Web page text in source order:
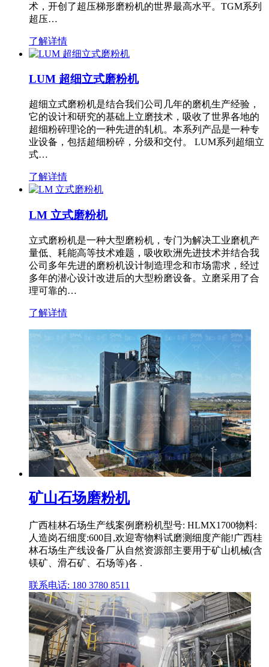
术，开创了超压梯形磨粉机的世界最高水平。TGM系列
超压…
了解详情
LUM 超细立式磨粉机
超细立式磨粉机是结合我们公司几年的磨机生产经验，
它的设计和研究的基础上立磨技术，吸收了世界各地的
超细粉碎理论的一种先进的轧机。本系列产品是一种专
业设备，包括超细粉碎，分级和交付。 LUM系列超细立
式…
了解详情
LM 立式磨粉机
立式磨粉机是一种大型磨粉机，专门为解决工业磨机产
量低、耗能高等技术难题，吸收欧洲先进技术并结合我
公司多年先进的磨粉机设计制造理念和市场需求，经过
多年的潜心设计改进后的大型粉磨设备。立磨采用了合
理可靠的…
了解详情
矿山石场磨粉机
广西桂林石场生产线案例磨粉机型号: HLMX1700物料:
人造岗石细度:600目,欢迎寄物料试磨测细度产能!广西桂
林石场生产线设备厂从自然资源部主要用于矿山机械(含
镁矿、滑石矿、石场等)各 .
联系电话: 180 3780 8511